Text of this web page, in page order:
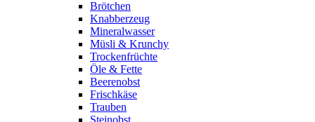
Brötchen
Knabberzeug
Mineralwasser
Müsli & Krunchy
Trockenfrüchte
Öle & Fette
Beerenobst
Frischkäse
Trauben
Steinobst